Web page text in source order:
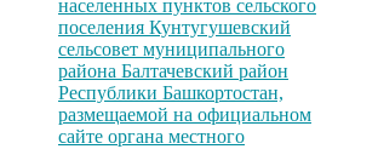
населенных пунктов сельского
поселения Кунтугушевский
сельсовет муниципального
района Балтачевский район
Республики Башкортостан,
размещаемой на официальном
сайте органа местного